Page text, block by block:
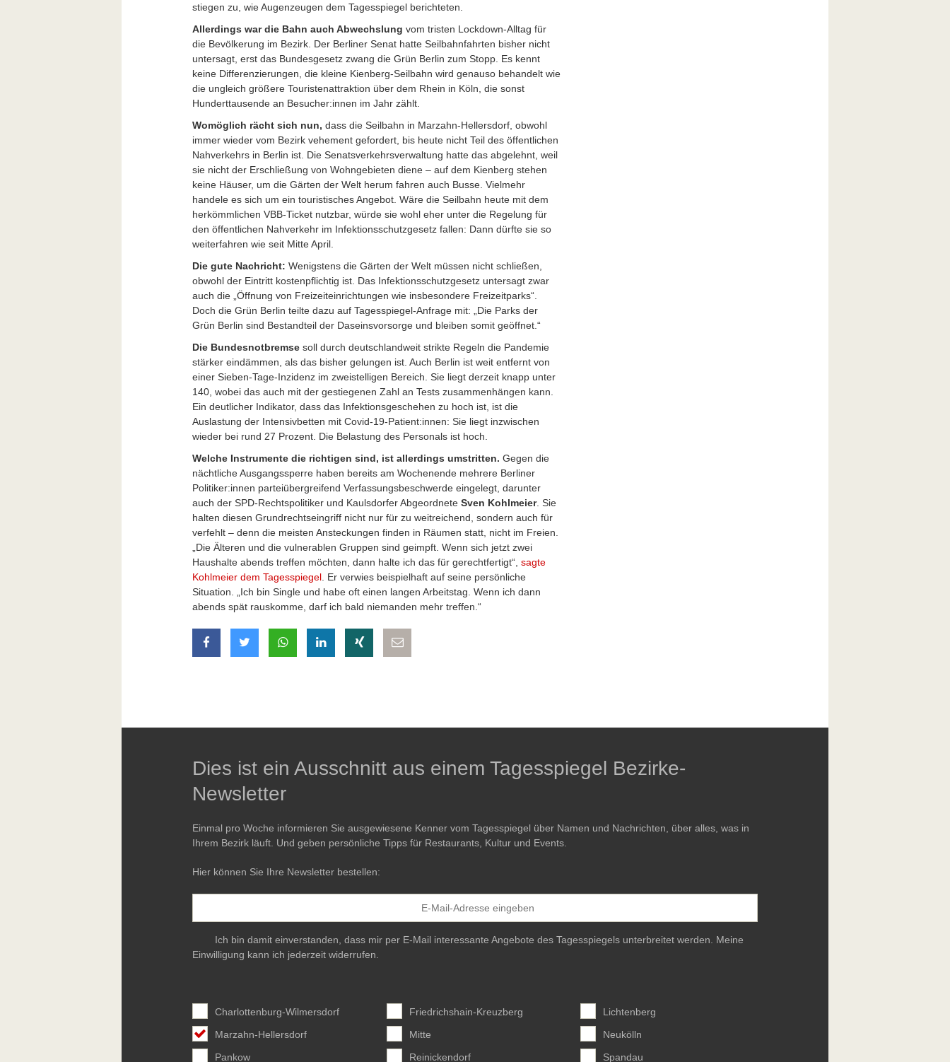
stiegen zu, wie Augenzeugen dem Tagesspiegel berichteten.
Allerdings war die Bahn auch Abwechslung vom tristen Lockdown-Alltag für
die Bevölkerung im Bezirk. Der Berliner Senat hatte Seilbahnfahrten bisher nicht
untersagt, erst das Bundesgesetz zwang die Grün Berlin zum Stopp. Es kennt
keine Differenzierungen, die kleine Kienberg-Seilbahn wird genauso behandelt wie
die ungleich größere Touristenattraktion über dem Rhein in Köln, die sonst
Hunderttausende an Besucher:innen im Jahr zählt.
Womöglich rächt sich nun, dass die Seilbahn in Marzahn-Hellersdorf, obwohl
immer wieder vom Bezirk vehement gefordert, bis heute nicht Teil des öffentlichen
Nahverkehrs in Berlin ist. Die Senatsverkehrsverwaltung hatte das abgelehnt, weil
sie nicht der Erschließung von Wohngebieten diene – auf dem Kienberg stehen
keine Häuser, um die Gärten der Welt herum fahren auch Busse. Vielmehr
handele es sich um ein touristisches Angebot. Wäre die Seilbahn heute mit dem
herkömmlichen VBB-Ticket nutzbar, würde sie wohl eher unter die Regelung für
den öffentlichen Nahverkehr im Infektionsschutzgesetz fallen: Dann dürfte sie so
weiterfahren wie seit Mitte April.
Die gute Nachricht: Wenigstens die Gärten der Welt müssen nicht schließen,
obwohl der Eintritt kostenpflichtig ist. Das Infektionsschutzgesetz untersagt zwar
auch die „Öffnung von Freizeiteinrichtungen wie insbesondere Freizeitparks“.
Doch die Grün Berlin teilte dazu auf Tagesspiegel-Anfrage mit: „Die Parks der
Grün Berlin sind Bestandteil der Daseinsvorsorge und bleiben somit geöffnet.“
Die Bundesnotbremse soll durch deutschlandweit strikte Regeln die Pandemie
stärker eindämmen, als das bisher gelungen ist. Auch Berlin ist weit entfernt von
einer Sieben-Tage-Inzidenz im zweistelligen Bereich. Sie liegt derzeit knapp unter
140, wobei das auch mit der gestiegenen Zahl an Tests zusammenhängen kann.
Ein deutlicher Indikator, dass das Infektionsgeschehen zu hoch ist, ist die
Auslastung der Intensivbetten mit Covid-19-Patient:innen: Sie liegt inzwischen
wieder bei rund 27 Prozent. Die Belastung des Personals ist hoch.
Welche Instrumente die richtigen sind, ist allerdings umstritten. Gegen die
nächtliche Ausgangssperre haben bereits am Wochenende mehrere Berliner
Politiker:innen parteiübergreifend Verfassungsbeschwerde eingelegt, darunter
auch der SPD-Rechtspolitiker und Kaulsdorfer Abgeordnete Sven Kohlmeier. Sie
halten diesen Grundrechtseingriff nicht nur für zu weitreichend, sondern auch für
verfehlt – denn die meisten Ansteckungen finden in Räumen statt, nicht im Freien.
„Die Älteren und die vulnerablen Gruppen sind geimpft. Wenn sich jetzt zwei
Haushalte abends treffen möchten, dann halte ich das für gerechtfertigt“, sagte
Kohlmeier dem Tagesspiegel . Er verwies beispielhaft auf seine persönliche
Situation. „Ich bin Single und habe oft einen langen Arbeitstag. Wenn ich dann
abends spät rauskomme, darf ich bald niemanden mehr treffen.“
auf Facebook teilen
auf Twitter teilen
mit Whatsapp teilen
auf LinkedIn teilen
auf Xing teilenper E-Mail teilen
Dies ist ein Ausschnitt aus einem Tagesspiegel Bezirke-
Newsletter
Einmal pro Woche informieren Sie ausgewiesene Kenner vom Tagesspiegel über Namen und Nachrichten, über alles, was in
Ihrem Bezirk läuft. Und geben persönliche Tipps für Restaurants, Kultur und Events.
Hier können Sie Ihre Newsletter bestellen:
Ich bin damit einverstanden, dass mir per E-Mail interessante Angebote des Tagesspiegels unterbreitet werden. Meine
Einwilligung kann ich jederzeit widerrufen.
Charlottenburg-Wilmersdorf Friedrichshain-Kreuzberg
Lichtenberg
Marzahn-Hellersdorf
Mitte
Neukölln
Pankow
Reinickendorf Spandau